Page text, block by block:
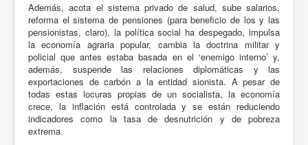
Además, acota el sistema privado de salud, sube salarios,
reforma el sistema de pensiones (para beneficio de los y las
pensionistas, claro), la política social ha despegado, impulsa
la economía agraria popular, cambia la doctrina militar y
policial que antes estaba basada en el ‘enemigo interno’ y,
además, suspende las relaciones diplomáticas y las
exportaciones de carbón a la entidad sionista. A pesar de
todas estas locuras propias de un socialista, la economía
crece, la inflación está controlada y se están reduciendo
indicadores como la tasa de desnutrición y de pobreza
extrema.